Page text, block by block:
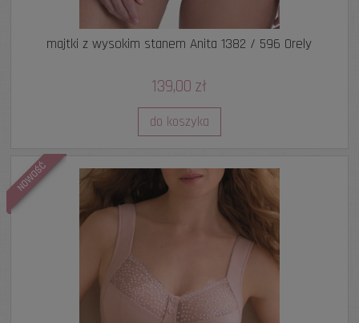
majtki z wysokim stanem Anita 1382 / 596 Orely
139,00 zł
do koszyka
NOWOŚĆ